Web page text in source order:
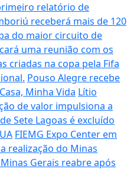
relatório de
receberá mais de 120
do maior circuito de
uma reunião com os
criadas na copa pela Fifa
Pouso Alegre recebe
Minha Vida Lítio
de valor impulsiona a
Sete Lagoas é excluído
FIEMG Expo Center em
realização do Minas
Gerais reabre após